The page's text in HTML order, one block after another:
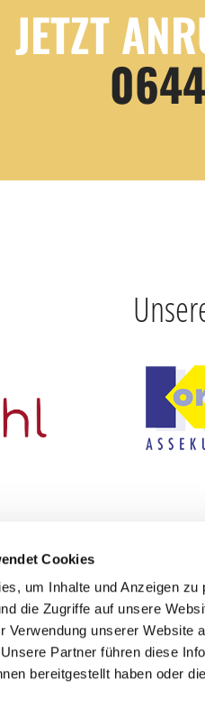
Cookies
um Inhalte und Anzeigen
die Zugriffe auf unsere
Verwendung unserer Website
Partner führen diese
bereitgestellt haben oder
JETZT
Kontakt
Telefon:06441 1336
E-Mail:info@lahn-dill-